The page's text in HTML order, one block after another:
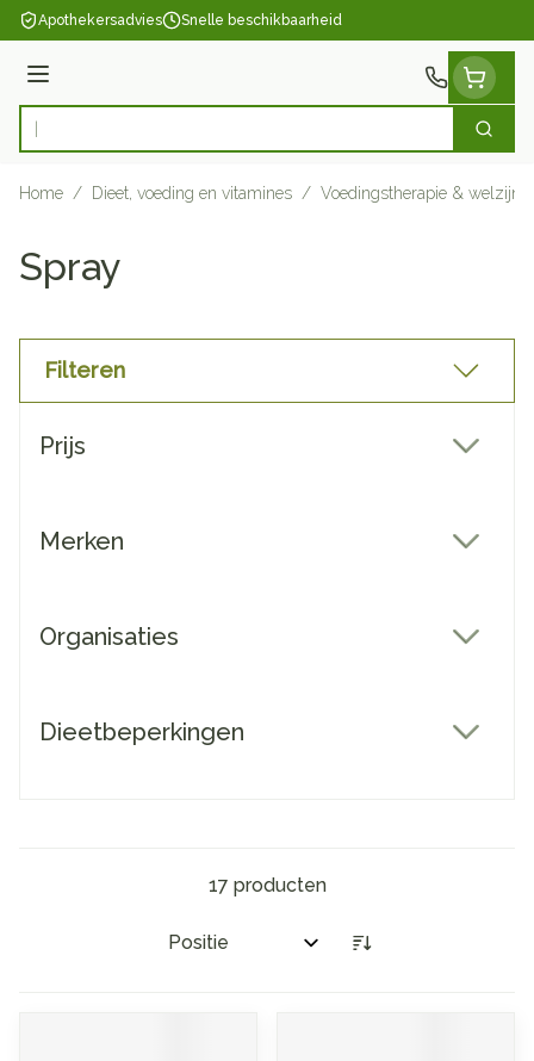
Ga naar de inhoud
Apothekersadvies Snelle beschikbaarheid
Menu
Product, merk, categorie... Zoek
Home / Dieet, voeding en vitamines / Voedingstherapie & welzijn
Spray
Filteren
Prijs
Merken
Organisaties
Dieetbeperkingen
17 producten
Sorteer op: